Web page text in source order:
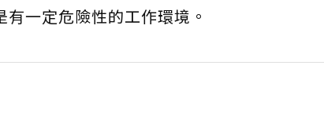
有一定危險性的工作環境。